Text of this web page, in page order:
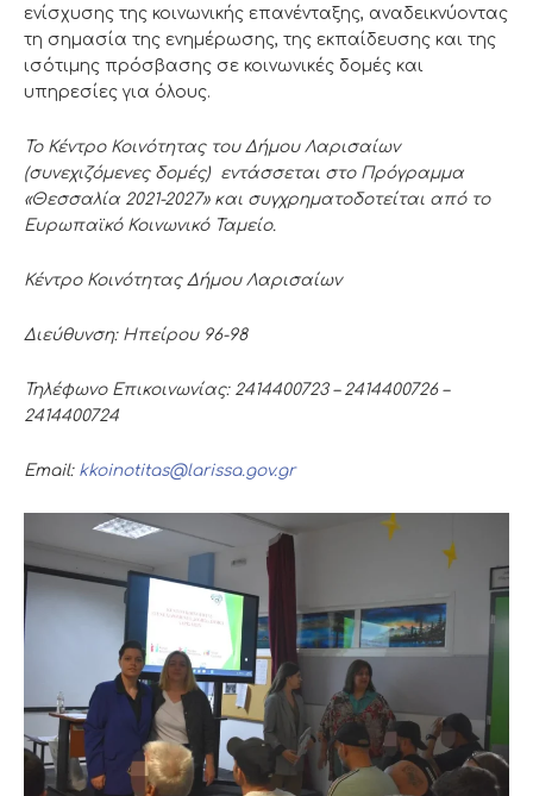
ενίσχυσης της κοινωνικής επανένταξης, αναδεικνύοντας
τη σημασία της ενημέρωσης, της εκπαίδευσης και της
ισότιμης πρόσβασης σε κοινωνικές δομές και
υπηρεσίες για όλους.
Το Κέντρο Κοινότητας του Δήμου Λαρισαίων
(συνεχιζόμενες δομές) εντάσσεται στο Πρόγραμμα
«Θεσσαλία 2021-2027» και συγχρηματοδοτείται από το
Ευρωπαϊκό Κοινωνικό Ταμείο.
Κέντρο Κοινότητας Δήμου Λαρισαίων
Διεύθυνση: Ηπείρου 96-98
Τηλέφωνο Επικοινωνίας: 2414400723 – 2414400726 –
2414400724
Email: kkoinotitas@larissa.gov.gr